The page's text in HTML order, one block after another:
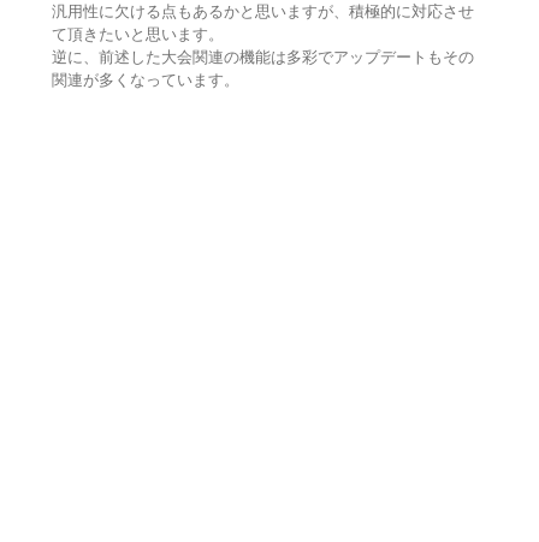
汎用性に欠ける点もあるかと思いますが、積極的に対応させ
て頂きたいと思います。
逆に、前述した大会関連の機能は多彩でアップデートもその
関連が多くなっています。